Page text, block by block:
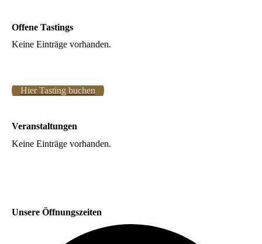
Offene Tastings
Keine Einträge vorhanden.
Hier Tasting buchen
Veranstaltungen
Keine Einträge vorhanden.
Unsere Öffnungszeiten